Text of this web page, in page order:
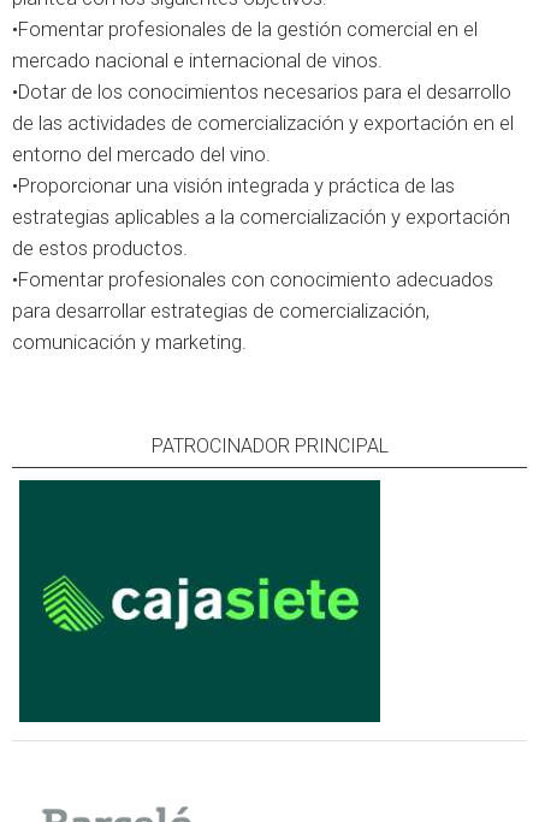
•Fomentar profesionales de la gestión comercial en el
mercado nacional e internacional de vinos.
•Dotar de los conocimientos necesarios para el desarrollo
de las actividades de comercialización y exportación en el
entorno del mercado del vino.
•Proporcionar una visión integrada y práctica de las
estrategias aplicables a la comercialización y exportación
de estos productos.
•Fomentar profesionales con conocimiento adecuados
para desarrollar estrategias de comercialización,
comunicación y marketing.
PATROCINADOR PRINCIPAL